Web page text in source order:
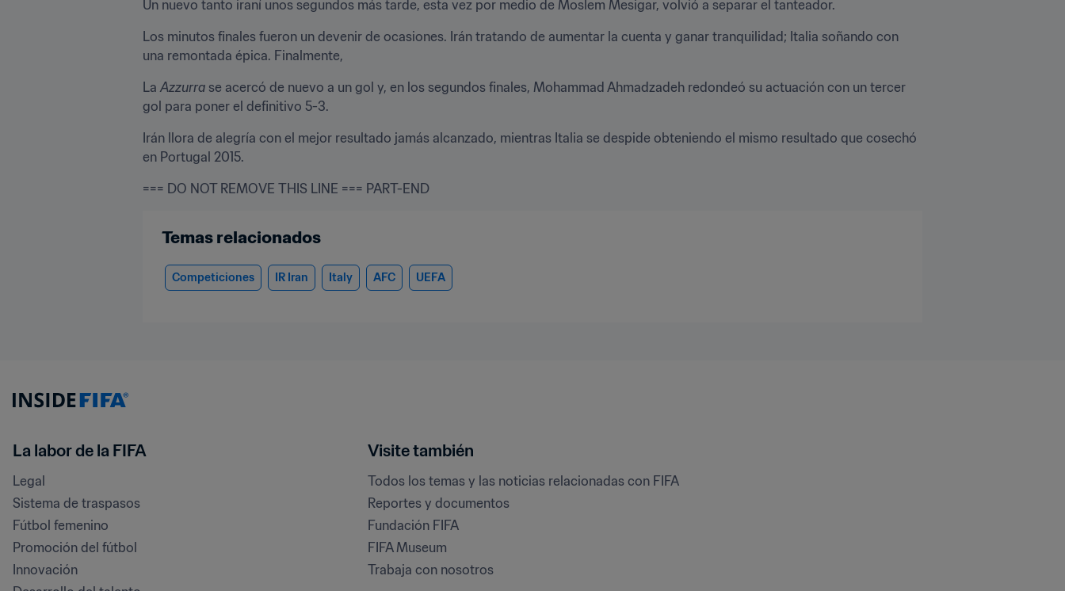
Un nuevo tanto iraní unos segundos más tarde, esta vez por medio de Moslem Mesigar, volvió a separar el tanteador.
Los minutos finales fueron un devenir de ocasiones. Irán tratando de aumentar la cuenta y ganar tranquilidad; Italia soñando con
una remontada épica. Finalmente,
La Azzurra se acercó de nuevo a un gol y, en los segundos finales, Mohammad Ahmadzadeh redondeó su actuación con un tercer
gol para poner el definitivo 5-3.
Irán llora de alegría con el mejor resultado jamás alcanzado, mientras Italia se despide obteniendo el mismo resultado que cosechó
en Portugal 2015.
=== DO NOT REMOVE THIS LINE === PART-END
Temas relacionados
Competiciones IR Iran Italy AFC UEFA
La labor de la FIFA
Legal
Sistema de traspasos
Fútbol femenino
Promoción del fútbol
Innovación
Visite también
Todos los temas y las noticias relacionadas con FIFA
Reportes y documentos
Fundación FIFA
FIFA Museum
Trabaja con nosotros